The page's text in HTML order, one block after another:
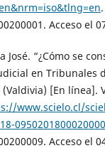
Acceso el
José. “¿Cómo se
en Tribunales
[En línea].
www.scielo.cl/
Acceso el